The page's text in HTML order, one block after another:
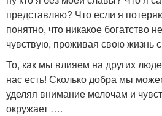
представляю? Что если я
понятно, что никакое богатство
чувствую, проживая свою жизнь
То, как мы влияем на других
нас есть! Сколько добра мы
уделяя внимание мелочам и
окружает ….